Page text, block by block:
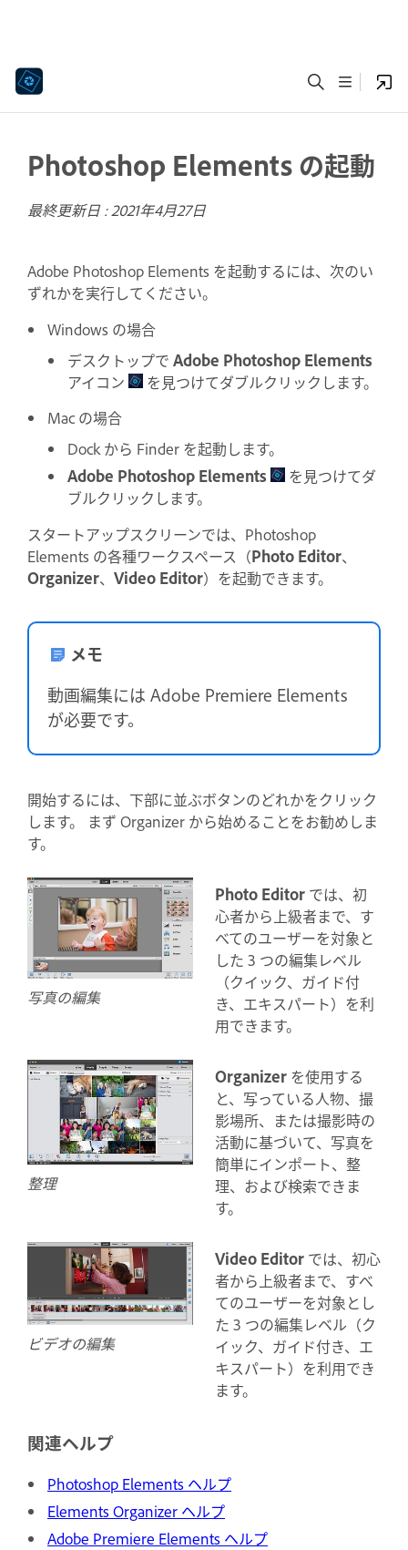
Photoshop Elements の起動
最終更新日 :2021年4月27日
Adobe Photoshop Elements を起動するには、次のい
ずれかを実行してください。
Windows の場合
デスクトップで Adobe Photoshop Elements
アイコン
を見つけてダブルクリックします。
Mac の場合
Dock から Finder を起動します。
Adobe Photoshop Elements
を見つけてダ
ブルクリックします。
スタートアップスクリーンでは、Photoshop
Elements の各種ワークスペース（Photo Editor、
Organizer、 Video Editor）を起動できます。
メモ
動画編集には Adobe Premiere Elements
が必要です。
開始するには、下部に並ぶボタンのどれかをクリック
します。 まず Organizer から始めることをお勧めしま
す。
写真の編集
Photo Editor では、初
心者から上級者まで、す
べてのユーザーを対象と
した 3 つの編集レベル
（クイック、ガイド付
き、エキスパート）を利
用できます。
Organizer を使用する
と、写っている人物、撮
影場所、または撮影時の
活動に基づいて、写真を
簡単にインポート、整
理、および検索できま
す。
整理
ビデオの編集
Video Editor では、初心
者から上級者まで、すべ
てのユーザーを対象とし
た 3 つの編集レベル（ク
イック、ガイド付き、エ
キスパート）を利用でき
ます。
関連ヘルプ
Photoshop Elements ヘルプ
Elements Organizer ヘルプ
Adobe Premiere Elements ヘルプ